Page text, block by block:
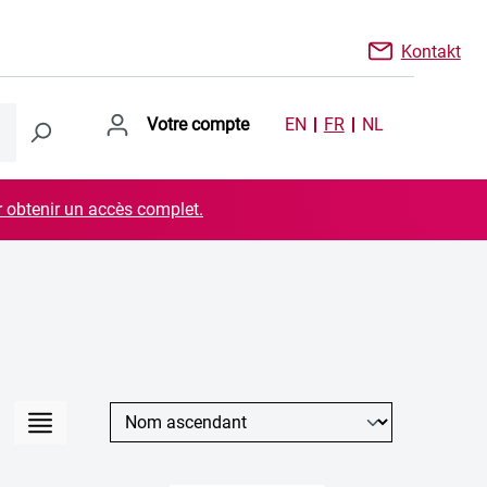
Kontakt
Votre compte EN FR NL
un accès complet.